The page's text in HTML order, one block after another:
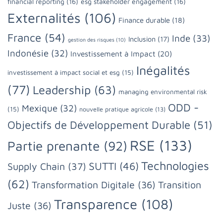
financial reporting (16) esg stakeholder engagement (16)
Externalités (106) Finance durable (18)
France (54) gestion des risques (10) Inclusion (17) Inde (33)
Indonésie (32) Investissement à Impact (20)
investissement à impact social et esg (15) Inégalités
(77) Leadership (63) managing environmental risk
(15) Mexique (32) nouvelle pratique agricole (13) ODD -
Objectifs de Développement Durable (51)
Partie prenante (92) RSE (133)
Supply Chain (37) SUTTI (46) Technologies
(62) Transformation Digitale (36) Transition
Juste (36) Transparence (108)